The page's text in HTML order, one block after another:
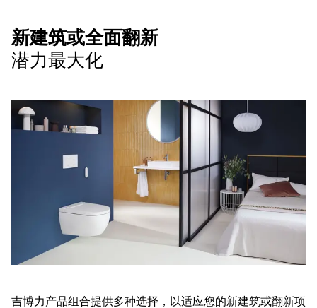
新建筑或全面翻新
潜力最大化
吉博力产品组合提供多种选择，以适应您的新建筑或翻新项